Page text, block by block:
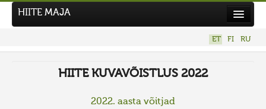
HIITE MAJA
ET FI RU
HIITE KUVAVÕISTLUS 2022
2022. aasta võitjad